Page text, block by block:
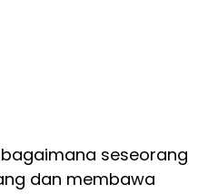
seseorang
dan membawa